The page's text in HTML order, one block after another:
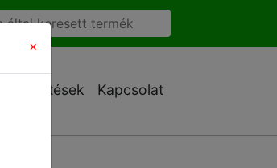
Letöltések Kapcsolat
×